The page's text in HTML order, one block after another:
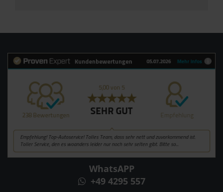
WhatsAPP
+49 4295 557